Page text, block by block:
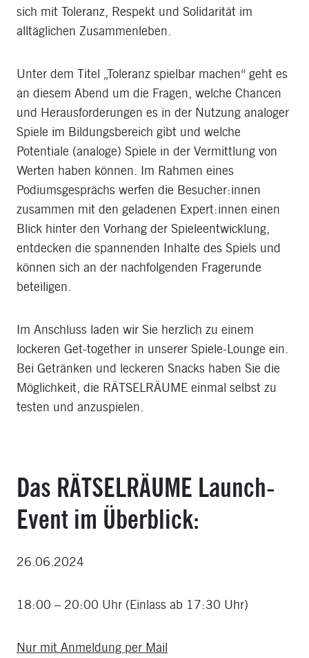
sich mit Toleranz, Respekt und Solidarität im
alltäglichen Zusammenleben.
Unter dem Titel „Toleranz spielbar machen“ geht es
an diesem Abend um die Fragen, welche Chancen
und Herausforderungen es in der Nutzung analoger
Spiele im Bildungsbereich gibt und welche
Potentiale (analoge) Spiele in der Vermittlung von
Werten haben können. Im Rahmen eines
Podiumsgesprächs werfen die Besucher:innen
zusammen mit den geladenen Expert:innen einen
Blick hinter den Vorhang der Spieleentwicklung,
entdecken die spannenden Inhalte des Spiels und
können sich an der nachfolgenden Fragerunde
beteiligen.
Im Anschluss laden wir Sie herzlich zu einem
lockeren Get-together in unserer Spiele-Lounge ein.
Bei Getränken und leckeren Snacks haben Sie die
Möglichkeit, die RÄTSELRÄUME einmal selbst zu
testen und anzuspielen.
Das RÄTSELRÄUME Launch-
Event im Überblick:
26.06.2024
18:00 – 20:00 Uhr (Einlass ab 17:30 Uhr)
Nur mit Anmeldung per Mail